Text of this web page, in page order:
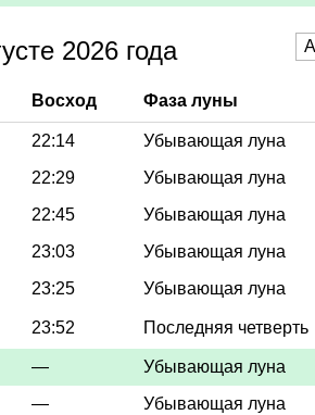
2026 года
Восход Фаза луны
22:14 Убывающая луна
22:29 Убывающая луна
22:45 Убывающая луна
23:03 Убывающая луна
23:25 Убывающая луна
23:52 Последняя четверть
— Убывающая луна
— Убывающая луна